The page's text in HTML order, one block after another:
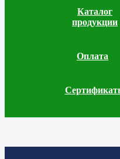
Каталог
продукции
Оплата